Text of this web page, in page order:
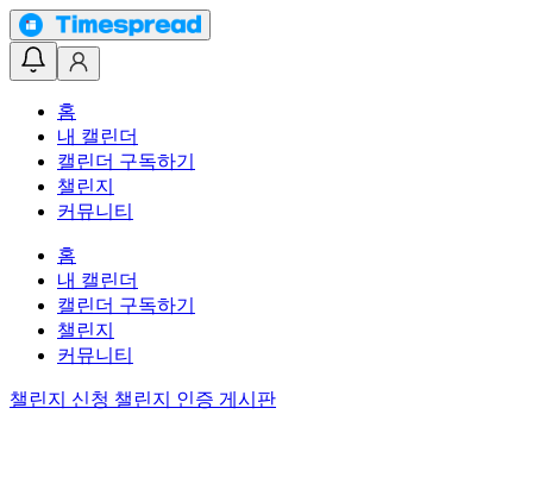
홈
내 캘린더
캘린더 구독하기
챌린지
커뮤니티
홈
내 캘린더
캘린더 구독하기
챌린지
커뮤니티
챌린지 신청 챌린지 인증 게시판